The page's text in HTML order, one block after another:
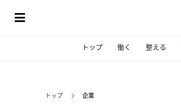
トップ 働く 整える
トップ 企業